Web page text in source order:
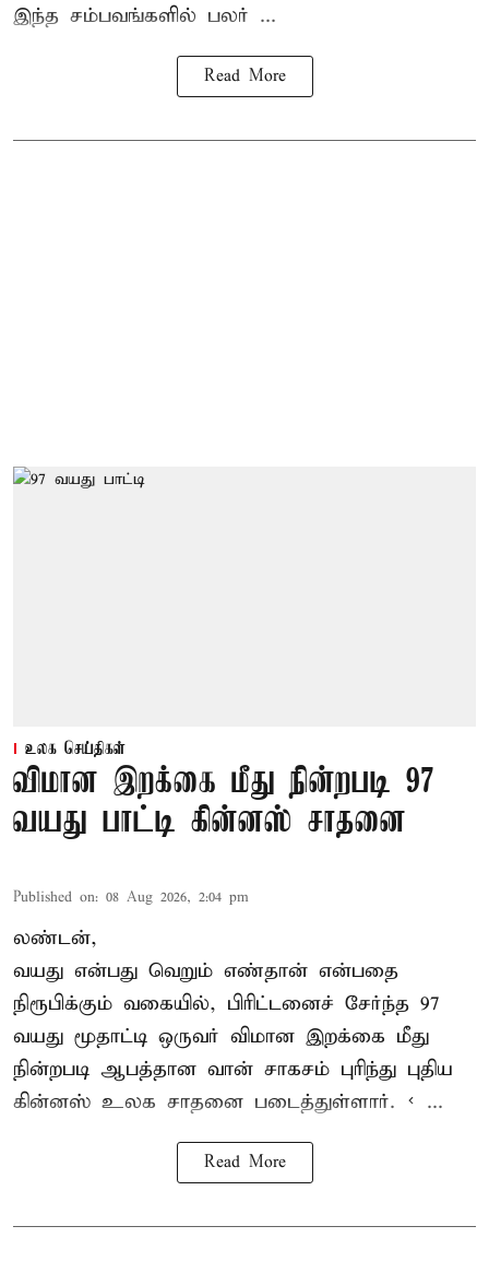
இந்த சம்பவங்களில் பலர் ...
Read More
உலக செய்திகள்
விமான இறக்கை மீது நின்றபடி 97
வயது பாட்டி கின்னஸ் சாதனை
Published on: 08 Aug 2026, 2:04 pm
லண்டன்,
வயது என்பது வெறும் எண்தான் என்பதை
நிரூபிக்கும் வகையில், பிரிட்டனைச் சேர்ந்த 97
வயது மூதாட்டி ஒருவர் விமான இறக்கை மீது
நின்றபடி ஆபத்தான வான் சாகசம் புரிந்து புதிய
கின்னஸ் உலக சாதனை படைத்துள்ளார். < ...
Read More